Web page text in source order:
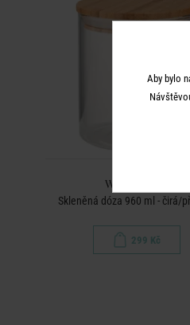
WOODLOCK
Skleněná dóza 960 ml - čirá/
299 Kč
Aby bylo